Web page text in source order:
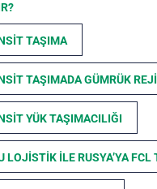
TAŞIMA
TAŞIMADA GÜMRÜK
YÜK TAŞIMACILIĞI
LOJISTIK ILE RUSYA’YA